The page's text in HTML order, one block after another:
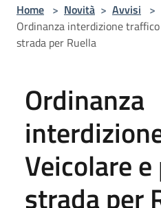
Home > Novità > Avvisi >
Ordinanza interdizione
strada per Ruella
Ordinanza
Veicolare
strada per